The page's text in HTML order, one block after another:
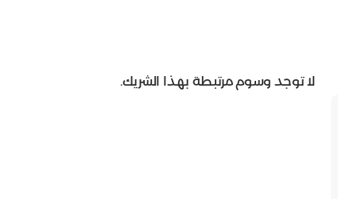
لا توجد وسوم مرتبطة بهذا الشريك.